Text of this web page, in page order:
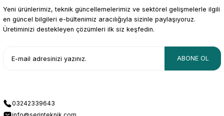
Yeni ürünlerimiz, teknik güncellemelerimiz ve sektörel gelişmelerle ilgili
en güncel bilgileri e-bültenimiz aracılığıyla sizinle paylaşıyoruz.
Üretiminizi destekleyen çözümleri ilk siz keşfedin.
ABONE OL
03242339643